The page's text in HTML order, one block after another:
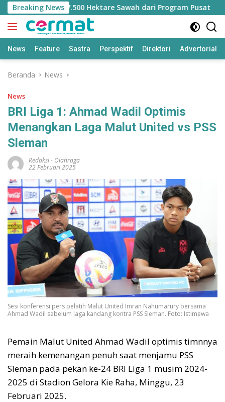
Langsung
ke
konten
Breaking News
Jatah 7.500 Hektare Sawah dari Program Pusat
News Feature Sastra Perspektif Direktori Advertorial
Beranda News
News
BRI Liga 1: Ahmad Wadil Optimis
Menangkan Laga Malut United vs PSS
Sleman
Redaksi- Olahraga
22 Februari 2025
Sesi konferensi pers pelatih Malut United Imran Nahumarury bersama
Ahmad Wadil sebelum laga kandang kontra PSS Sleman. Foto: Istimewa
Pemain Malut United Ahmad Wadil optimis timnnya
meraih kemenangan penuh saat menjamu PSS
Sleman pada pekan ke-24 BRI Liga 1 musim 2024-
2025 di Stadion Gelora Kie Raha, Minggu, 23
Februari 2025.